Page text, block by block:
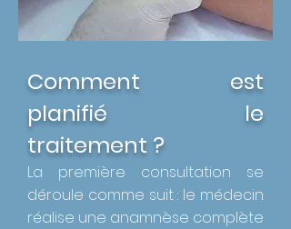
Comment est
planifié le
traitement ?
La première consultation se
déroule comme suit : le médecin
réalise une anamnèse complète